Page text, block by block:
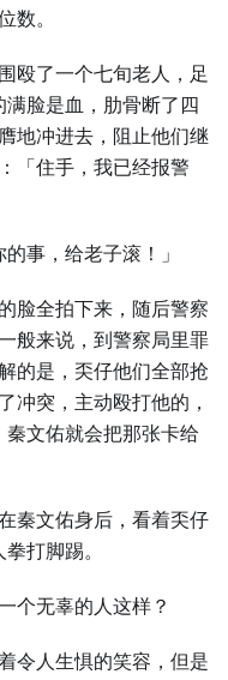
数。
殴了一个七旬老人，足
脸是血，肋骨断了四
地冲进去，阻止他们继
「住手，我已经报警
事，给老子滚！」
脸全拍下来，随后警察
般来说，到警察局里罪
的是，奀仔他们全部抢
冲突，主动殴打他的，
文佑就会把那张卡给
秦文佑身后，看着奀仔
打脚踢。
个无辜的人这样？
令人生惧的笑容，但是